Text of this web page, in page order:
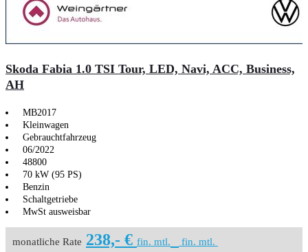
Skoda Fabia 1.0 TSI Tour, LED, Navi, ACC, Business,
AH
MB2017
Kleinwagen
Gebrauchtfahrzeug
06/2022
48800
70 kW (95 PS)
Benzin
Schaltgetriebe
MwSt ausweisbar
monatliche Rate 238,- € fin. mtl. fin. mtl.